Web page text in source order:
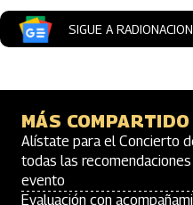
SIGUE A
MÁS COMPARTIDO
Alístate para el Concierto
todas las
evento
Evaluación con